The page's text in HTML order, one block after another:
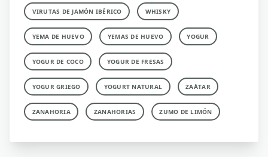
VIRUTAS DE JAMÓN IBÉRICO WHISKY
YEMA DE HUEVO YEMAS DE HUEVO YOGUR
YOGUR DE COCO YOGUR DE FRESAS
YOGUR GRIEGO YOGURT NATURAL ZA´ATAR
ZANAHORIA ZANAHORIAS ZUMO DE LIMÓN